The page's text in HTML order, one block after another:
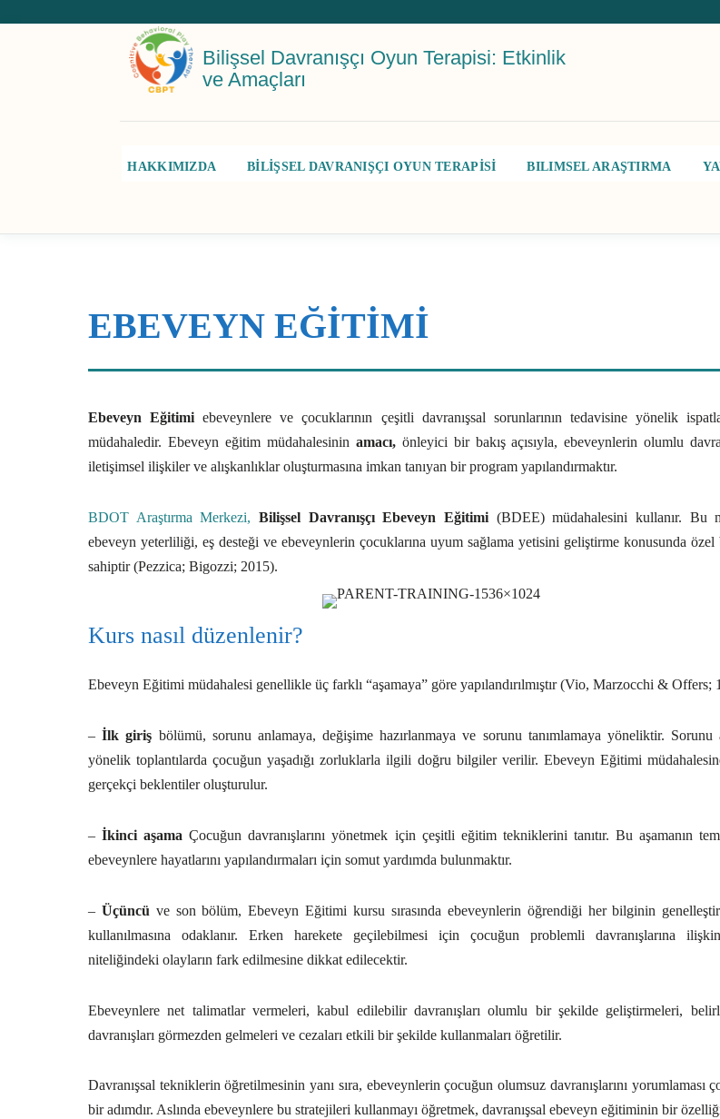
Bilişsel Davranışçı Oyun Terapisi: Etkinlik
ve Amaçları
HAKKIMIZDA BİLİŞSEL DAVRANIŞÇI OYUN TERAPİSİ BILIMSEL ARAŞTIRMA
EBEVEYN EĞİTİMİ
Ebeveyn Eğitimi ebeveynlere ve çocuklarının çeşitli davranışsal sorunlarının tedavisine yönelik
müdahaledir. Ebeveyn eğitim müdahalesinin amacı,önleyici bir bakış açısıyla, ebeveynlerin olumlu
iletişimsel ilişkiler ve alışkanlıklar oluşturmasına imkan tanıyan bir program yapılandırmaktır.
BDOT Araştırma Merkezi, Bilişsel Davranışçı Ebeveyn Eğitimi (BDEE) müdahalesini kullanır. Bu
ebeveyn yeterliliği, eş desteği ve ebeveynlerin çocuklarına uyum sağlama yetisini geliştirme konusunda
sahiptir (Pezzica; Bigozzi; 2015).
Kurs nasıl düzenlenir?
Ebeveyn Eğitimi müdahalesi genellikle üç farklı “aşamaya” göre yapılandırılmıştır (Vio, Marzocchi & Offers;
– İlk giriş bölümü, sorunu anlamaya, değişime hazırlanmaya ve sorunu tanımlamaya yöneliktir. Sorunu
yönelik toplantılarda çocuğun yaşadığı zorluklarla ilgili doğru bilgiler verilir. Ebeveyn Eğitimi
gerçekçi beklentiler oluşturulur.
– İkinci aşama Çocuğun davranışlarını yönetmek için çeşitli eğitim tekniklerini tanıtır. Bu aşamanın
ebeveynlere hayatlarını yapılandırmaları için somut yardımda bulunmaktır.
– Üçüncü ve son bölüm, Ebeveyn Eğitimi kursu sırasında ebeveynlerin öğrendiği her bilginin
kullanılmasına odaklanır. Erken harekete geçilebilmesi için çocuğun problemli davranışlarına
niteliğindeki olayların fark edilmesine dikkat edilecektir.
Ebeveynlere net talimatlar vermeleri, kabul edilebilir davranışları olumlu bir şekilde geliştirmeleri,
davranışları görmezden gelmeleri ve cezaları etkili bir şekilde kullanmaları öğretilir.
Davranışsal tekniklerin öğretilmesinin yanı sıra, ebeveynlerin çocuğun olumsuz davranışlarını yorumlaması
bir adımdır. Aslında ebeveynlere bu stratejileri kullanmayı öğretmek, davranışsal ebeveyn eğitiminin bir